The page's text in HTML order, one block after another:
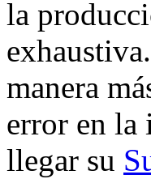
la
manera
error en la
llegar su